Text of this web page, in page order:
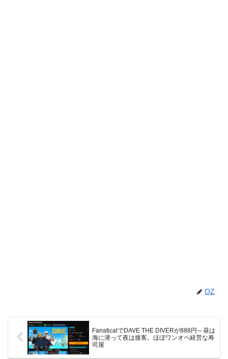
OZ
FanaticalでDAVE THE DIVERが888円～昼は
海に潜って夜は接客。ほぼワンオペ経営な寿
司屋